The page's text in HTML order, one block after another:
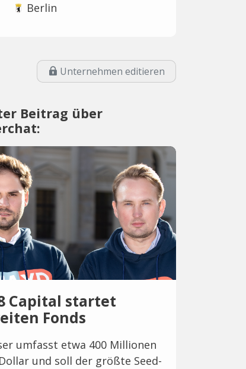
Berlin
Unternehmen editieren
Beitrag über
Capital startet
Fonds
umfasst etwa 400 Millionen
und soll der größte Seed-